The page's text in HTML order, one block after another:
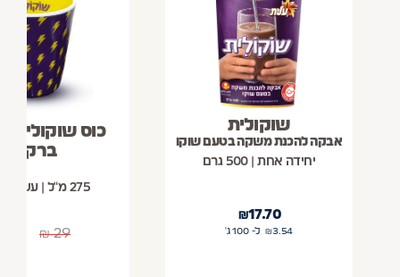
כוס שוקולית
ברקים
275 מ"ל | עשויה מלמין
29
₪
שוקולית
אבקה להכנת משקה בטעם שוקו
יחידה אחת | 500 גרם
17.70
₪
3.54
₪ ל- 100 ג'